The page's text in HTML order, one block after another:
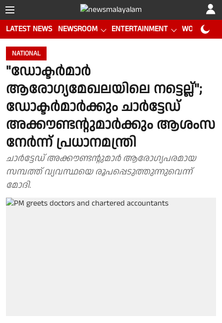
LATEST NEWS NEWSROOM ENTERTAINMENT WORLD CUP
NATIONAL
"ഡോക്ടർമാർ
ആരോഗ്യമേഖലയിലെ നട്ടെല്ല്";
ഡോക്ടർമാർക്കും ചാർട്ടേഡ്
അക്കൗണ്ടൻ്റുമാർക്കും ആശംസ
നേർന്ന് പ്രധാനമന്ത്രി
ചാർട്ടേഡ് അക്കൗണ്ടൻ്റുമാർ ആരോഗ്യപരമായ
സമ്പത്ത് വ്യവസ്ഥയെ രൂപപ്പെടുത്തുന്നുവെന്ന്
മോദി.